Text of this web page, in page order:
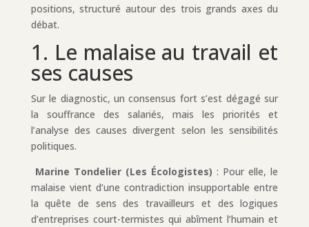
positions, structuré autour des trois grands axes du
débat.
1. Le malaise au travail et
ses causes
Sur le diagnostic, un consensus fort s’est dégagé sur
la souffrance des salariés, mais les priorités et
l’analyse des causes divergent selon les sensibilités
politiques.
Marine Tondelier (Les Écologistes) : Pour elle, le
malaise vient d’une contradiction insupportable entre
la quête de sens des travailleurs et des logiques
d’entreprises court-termistes qui abîment l’humain et